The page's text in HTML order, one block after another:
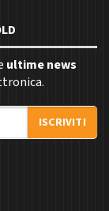
ultime news
ISCRIVITI